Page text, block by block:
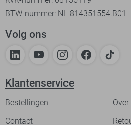
BTW-nummer: NL 814351554.B01
Volg ons
Klantenservice
Bestellingen
Contact